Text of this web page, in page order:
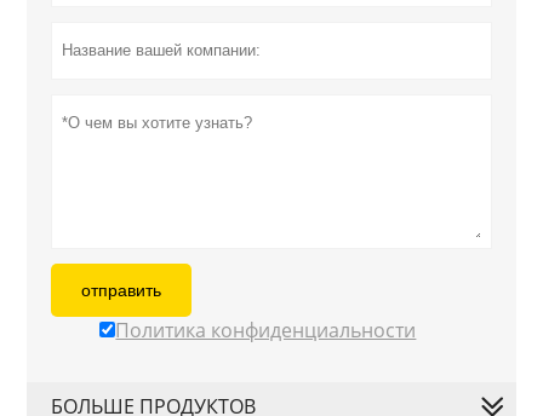
отправить
Политика конфиденциальности
БОЛЬШЕ ПРОДУКТОВ